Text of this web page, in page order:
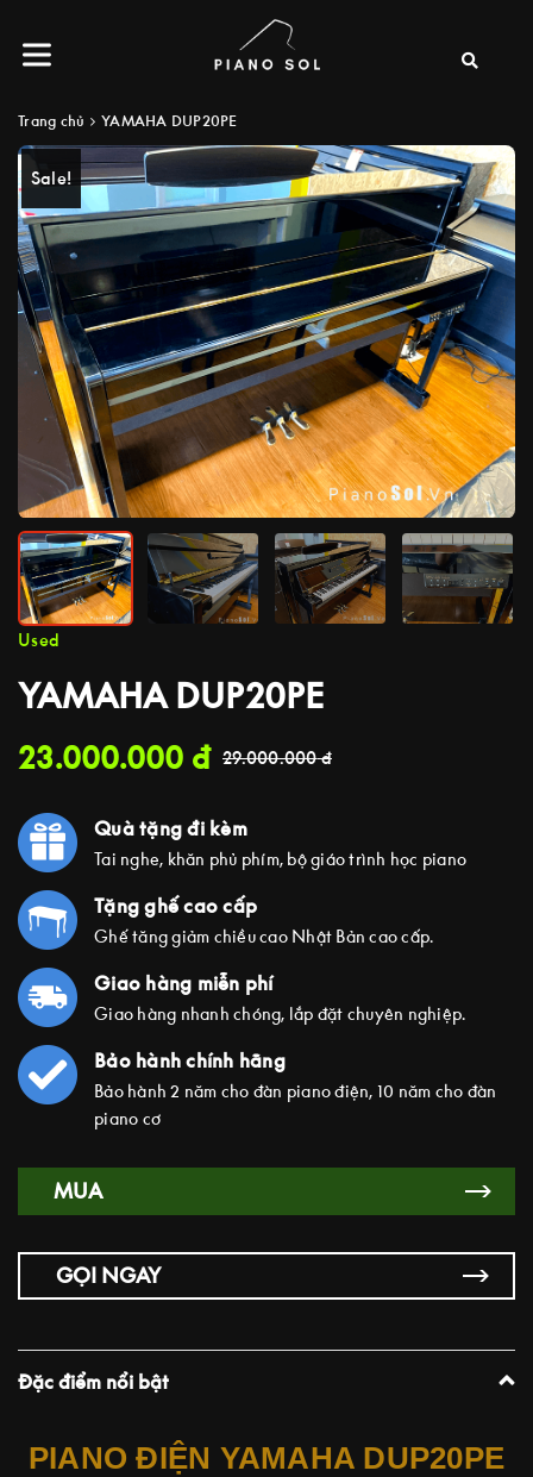
Trang chủ YAMAHA DUP20PE
Sale!
Used
YAMAHA DUP20PE
23.000.000 đ 29.000.000đ
Quà tặng đi kèm
Tai nghe, khăn phủ phím, bộ giáo trình học piano
Tặng ghế cao cấp
Ghế tăng giảm chiều cao Nhật Bản cao cấp.
Giao hàng miễn phí
Giao hàng nhanh chóng, lắp đặt chuyên nghiệp.
Bảo hành chính hãng
Bảo hành 2 năm cho đàn piano điện, 10 năm cho đàn
piano cơ
MUA
GỌI NGAY
Đặc điểm nổi bật
PIANO ĐIỆN YAMAHA DUP20PE